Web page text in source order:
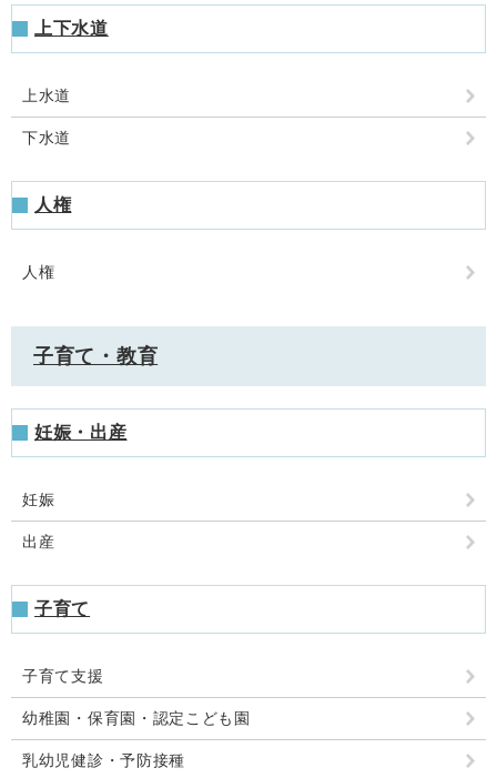
上下水道
上水道
下水道
人権
人権
子育て・教育
妊娠・出産
妊娠
出産
子育て
子育て支援
幼稚園・保育園・認定こども園
乳幼児健診・予防接種